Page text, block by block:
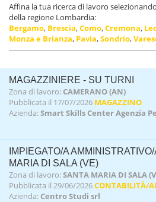
Affina la tua ricerca di lavoro
della regione Lombardia:
Bergamo, Brescia,Como,Cremona,
Monza e Brianza, Pavia,Sondrio,
MAGAZZINIERE - SU TURNI
Zona di lavoro: CAMERANO (AN)
Pubblicata il 17/07/2026 MAGAZZINO
Azienda:Smart Skills Center Agenzia
IMPIEGATO/A
MARIA DI SALA (VE)
Zona di lavoro:SANTA MARIA DI SALA
Pubblicata il 29/06/2026CONTABILITÀ/
Azienda: Centro Studi srl